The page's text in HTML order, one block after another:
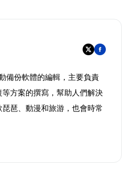
備份軟體的編輯，主要負責
方案的撰寫，幫助人們解決
琶、動漫和旅游，也會時常